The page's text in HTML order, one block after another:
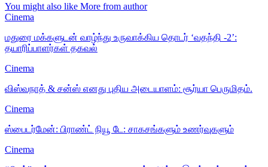
You might also like More from author
Cinema
மதுரை மக்களுடன் வாழ்ந்து உருவாக்கிய தொடர் ‘வதந்தி -2’:
தயாரிப்பாளர்கள் தகவல்
Cinema
விஸ்வநாத் & சன்ஸ் எனது புதிய அடையாளம்: சூர்யா பெருமிதம்.
Cinema
ஸ்பைடர்மேன்: பிராண்ட் நியூ டே: சாகசங்களும் உணர்வுகளும்
Cinema